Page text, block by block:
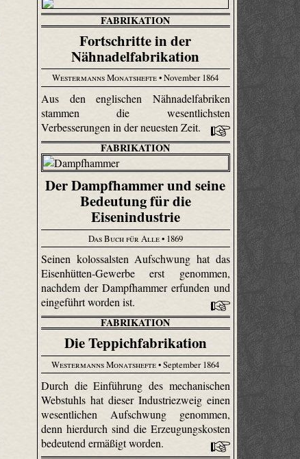
FABRIKATION
Fortschritte in der
Nähnadelfabrikation
Westermanns Monatshefte• November 1864
Aus den englischen Nähnadelfabriken
stammen die wesentlichsten
Verbesserungen in der neuesten Zeit.
FABRIKATION
Der Dampfhammer und seine
Bedeutung für die
Eisenindustrie
Das Buch für Alle• 1869
Seinen kolossalsten Aufschwung hat das
Eisenhütten-Gewerbe erst genommen,
nachdem der Dampfhammer erfunden und
eingeführt worden ist.
FABRIKATION
Die Teppichfabrikation
Westermanns Monatshefte• September 1864
Durch die Einführung des mechanischen
Webstuhls hat dieser Industriezweig einen
wesentlichen Aufschwung genommen,
denn hierdurch sind die Erzeugungskosten
bedeutend ermäßigt worden.